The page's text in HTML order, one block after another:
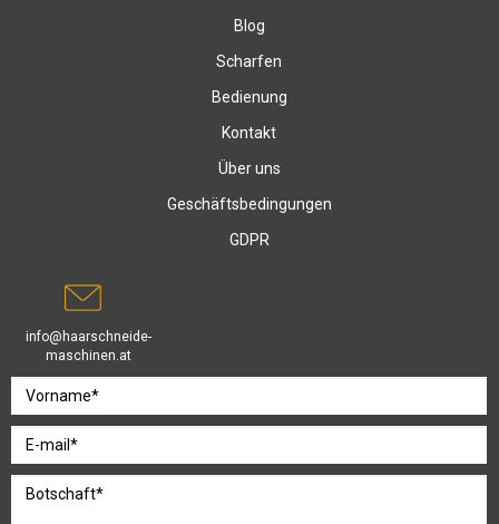
Blog
Scharfen
Bedienung
Kontakt
Über uns
Geschäftsbedingungen
GDPR
info@haarschneide-
maschinen.at